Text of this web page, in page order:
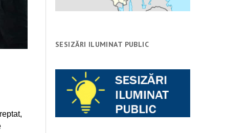
SESIZĂRI ILUMINAT PUBLIC